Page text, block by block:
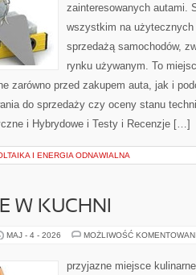
zainteresowanych autami.
wszystkim na
sprzedażą samochodów,
rynku używanym. To
zarówno przed zakupem auta, jak i
do sprzedaży czy oceny stanu
i Hybrydowe i Testy i Recenzje […]
I ENERGIA ODNAWIALNA
W KUCHNI
MAJ - 4 - 2026 MOŻLIWOŚĆ
przyjazne miejsce